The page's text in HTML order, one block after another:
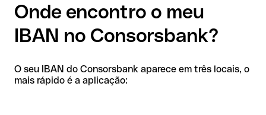
Onde encontro o meu
IBAN no Consorsbank?
O seu IBAN do Consorsbank aparece em três locais, o
mais rápido é a aplicação: